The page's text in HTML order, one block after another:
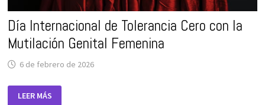
Día Internacional de Tolerancia Cero con la
Mutilación Genital Femenina
6 de febrero de 2026
INTERNACIONAL
LEER MÁS